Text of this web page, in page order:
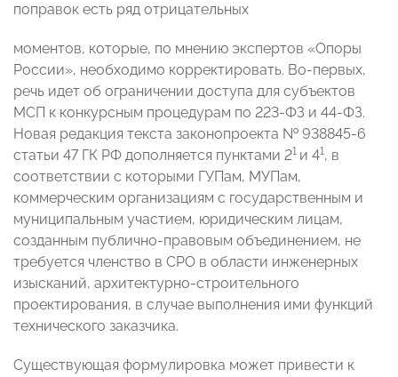
поправок есть ряд отрицательных
моментов, которые, по мнению экспертов «Опоры
России», необходимо корректировать. Во-первых,
речь идет об ограничении доступа для субъектов
МСП к конкурсным процедурам по 223-ФЗ и 44-ФЗ.
Новая редакция текста законопроекта № 938845-6
статьи 47 ГК РФ дополняется пунктами 21 и 41, в
соответствии с которыми ГУПам, МУПам,
коммерческим организациям с государственным и
муниципальным участием, юридическим лицам,
созданным публично-правовым объединением, не
требуется членство в СРО в области инженерных
изысканий, архитектурно-строительного
проектирования, в случае выполнения ими функций
технического заказчика.
Существующая формулировка может привести к